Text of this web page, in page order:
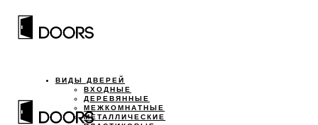
ВИДЫ ДВЕРЕЙ
ВХОДНЫЕ
ДЕРЕВЯННЫЕ
МЕЖКОМНАТНЫЕ
МЕТАЛЛИЧЕСКИЕ